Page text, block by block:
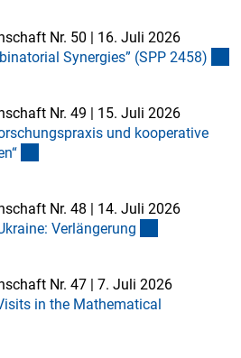
Nr. 50 | 16. Juli 2026
Synergies” (SPP 2458)
Nr. 49 | 15. Juli 2026
und kooperative
“
Nr. 48 | 14. Juli 2026
Verlängerung
Nr. 47 | 7. Juli 2026
in the Mathematical